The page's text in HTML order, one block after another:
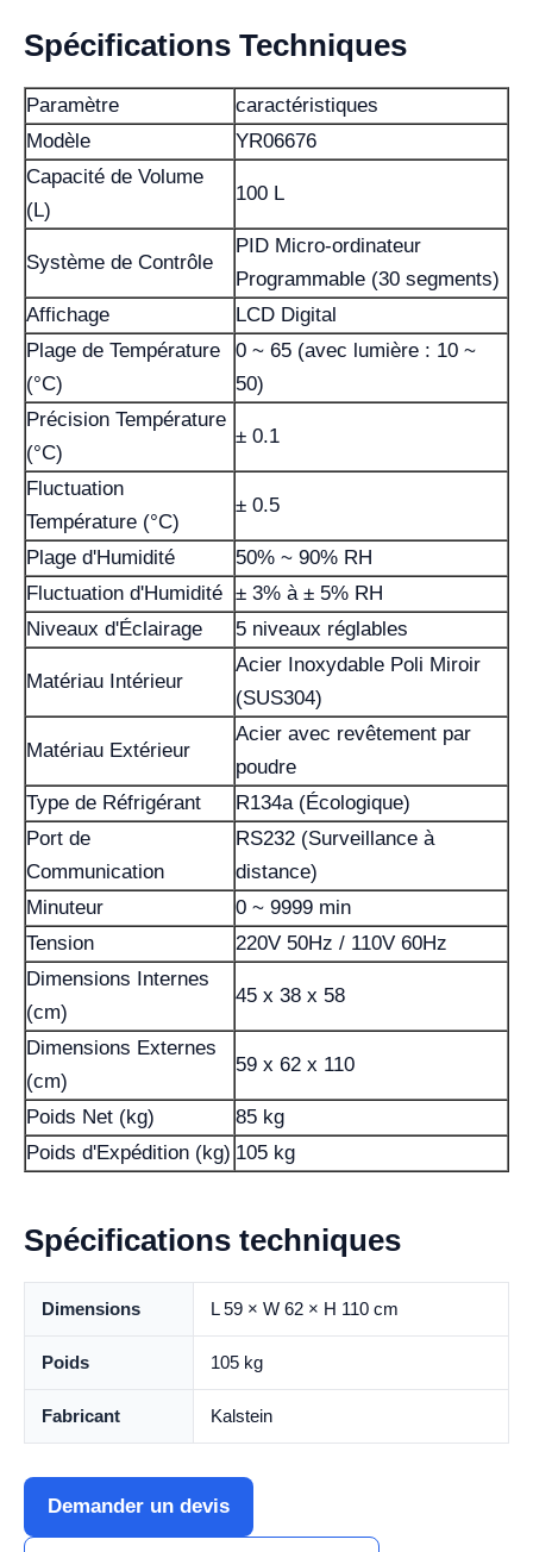
Spécifications Techniques
Paramètre
caractéristiques
Modèle
YR06676
Capacité de Volume
(L)
100 L
Système de Contrôle
PID Micro-ordinateur
Programmable (30 segments)
Affichage
LCD Digital
Plage de Température
(°C)
0 ~ 65 (avec lumière : 10 ~
50)
Précision Température
(°C)
± 0.1
Fluctuation
Température (°C)
± 0.5
Plage d'Humidité
50% ~ 90% RH
Fluctuation d'Humidité ± 3% à ± 5% RH
Niveaux d'Éclairage
5 niveaux réglables
Matériau Intérieur
Acier Inoxydable Poli Miroir
(SUS304)
Matériau Extérieur
Acier avec revêtement par
poudre
Type de Réfrigérant
R134a (Écologique)
Port de
Communication
RS232 (Surveillance à
distance)
Minuteur
0 ~ 9999 min
Tension
220V 50Hz / 110V 60Hz
Dimensions Internes
(cm)
45 x 38 x 58
Dimensions Externes
(cm)
59 x 62 x 110
Poids Net (kg)
85 kg
Poids d'Expédition (kg) 105 kg
Spécifications techniques
Dimensions L 59 × W 62 × H 110 cm
Poids 105 kg
Fabricant Kalstein
Demander un devis